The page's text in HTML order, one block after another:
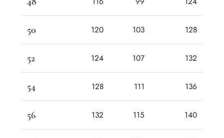
50 120 103 128
52 124 107 132
54 128 111 136
56 132 115 140